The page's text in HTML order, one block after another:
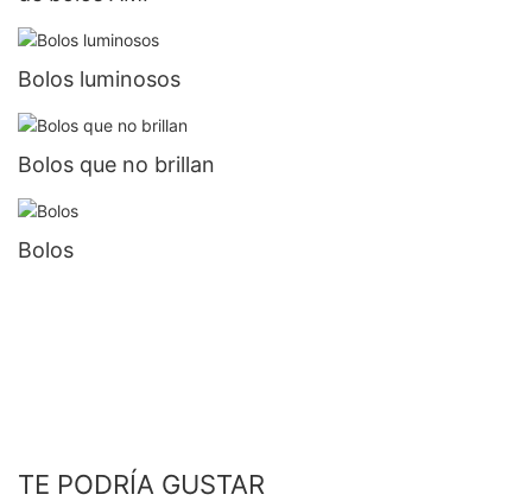
Bolos luminosos
Bolos que no brillan
Bolos
TE PODRÍA GUSTAR